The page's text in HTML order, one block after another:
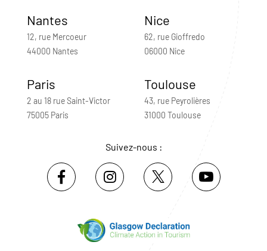
Nantes
12, rue Mercoeur
44000 Nantes
Nice
62, rue Gioffredo
06000 Nice
Paris
2 au 18 rue Saint-Victor
75005 Paris
Toulouse
43, rue Peyrolières
31000 Toulouse
Suivez-nous :